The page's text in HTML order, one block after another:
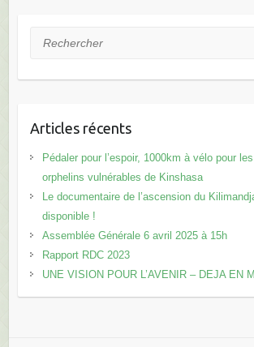
Rechercher
Articles récents
Pédaler pour l’espoir, 1000km à vélo pour
orphelins vulnérables de Kinshasa
Le documentaire de l’ascension du
disponible !
Assemblée Générale 6 avril 2025 à 15h
Rapport RDC 2023
UNE VISION POUR L’AVENIR – DEJA EN